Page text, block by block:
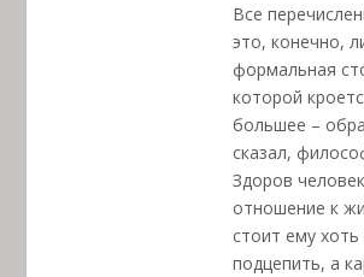
Все
это, конечно,
формальная
которой
большее –
сказал,
Здоров
отношение к
стоит ему
подцепить, а